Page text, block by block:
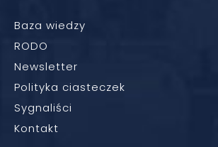
Baza wiedzy
RODO
Newsletter
Polityka ciasteczek
Sygnaliści
Kontakt